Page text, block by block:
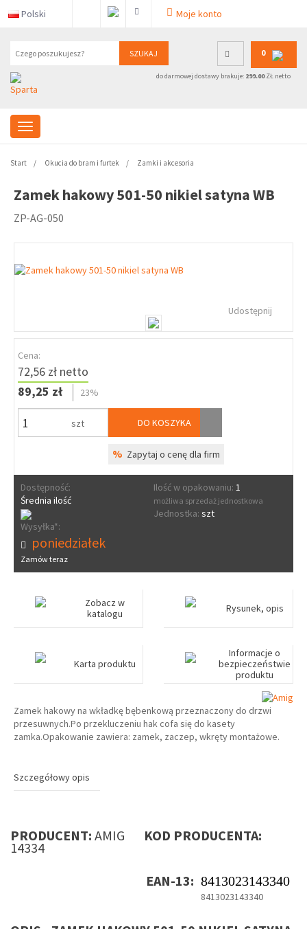
Polski Moje konto
SZUKAJ 0
do darmowej dostawy brakuje: 299.00ZŁ netto
Start Okucia do bram i furtek Zamki i akcesoria
Zamek hakowy 501-50 nikiel satyna WB
ZP-AG-050
Udostępnij
Cena:
72,56 zł netto
89,25 zł
23%
szt DO KOSZYKA
% Zapytaj o cenę dla firm
Dostępność:
Średnia ilość
Ilość w opakowaniu: 1
możliwa sprzedaż jednostkowa
Jednostka: szt
Wysyłka*:
poniedziałek
Zamów teraz
Zobacz w
katalogu
Rysunek, opis
Karta produktu
Informacje o
bezpieczeństwie
produktu
Zamek hakowy na wkładkę bębenkową przeznaczony do drzwi
przesuwnych.Po przekluczeniu hak cofa się do kasety
zamka.Opakowanie zawiera: zamek, zaczep, wkręty montażowe.
Szczegółowy opis
PRODUCENT: AMIG KOD PRODUCENTA:
14334
EAN-13: 8413023143340
8413023143340